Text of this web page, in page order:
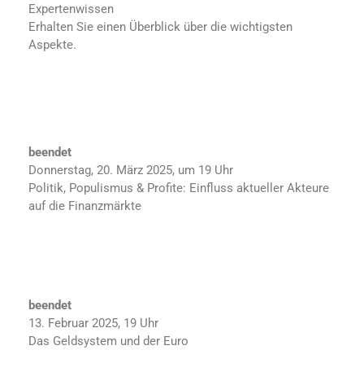
Expertenwissen
Erhalten Sie einen Überblick über die wichtigsten
Aspekte.
beendet
Donnerstag, 20. März 2025, um 19 Uhr
Politik, Populismus & Profite: Einfluss aktueller Akteure
auf die Finanzmärkte
beendet
13. Februar 2025, 19 Uhr
Das Geldsystem und der Euro